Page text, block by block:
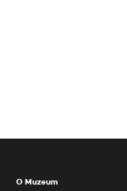
O Muzeum